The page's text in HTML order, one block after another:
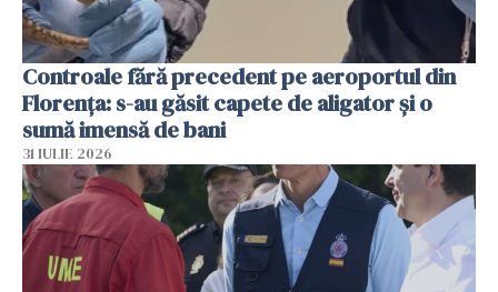
Controale fără precedent pe aeroportul din
Florența: s-au găsit capete de aligator și o
sumă imensă de bani
31 IULIE 2026